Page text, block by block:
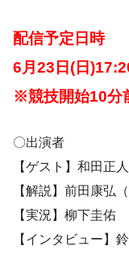
配信予定日時
6月23日(日
※競技開始10分
〇出演者
【ゲスト】和田正人
【解説】前田康弘
【実況】柳下圭佑
【インタビュー】